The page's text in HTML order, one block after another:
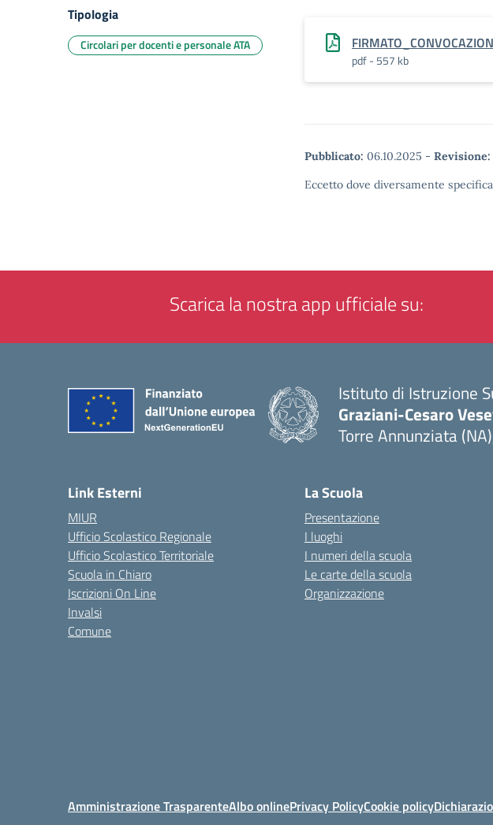
pdf - 557 kb
Pubblicato: 06.10.2025 - Revisione:
Eccetto dove diversamente
Tipologia
Circolari per docenti e personale ATA
Scarica la nostra app ufficiale su:
Istituto di Istruzione
Graziani-Cesaro
Torre Annunziata
Link Esterni
MIUR
Ufficio Scolastico Regionale
Ufficio Scolastico Territoriale
Scuola in Chiaro
Iscrizioni On Line
Invalsi
Comune
La Scuola
Presentazione
I luoghi
I numeri della scuola
Le carte della scuola
Organizzazione
Amministrazione TrasparenteAlbo onlinePrivacy PolicyCookie policy